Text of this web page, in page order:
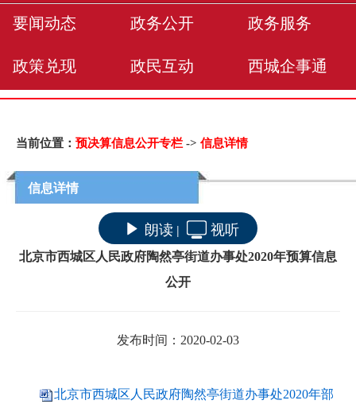
要闻动态 政务公开 政务服务
政策兑现 政民互动 西城企事通
当前位置： 预决算信息公开专栏 -> 信息详情
信息详情
朗读 | 视听
北京市西城区人民政府陶然亭街道办事处2020年预算信息
公开
发布时间：2020-02-03
北京市西城区人民政府陶然亭街道办事处2020年部